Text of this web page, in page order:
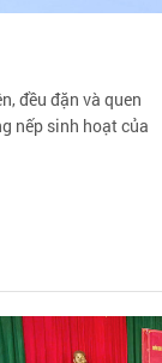
đều đặn và quen
nếp sinh hoạt của